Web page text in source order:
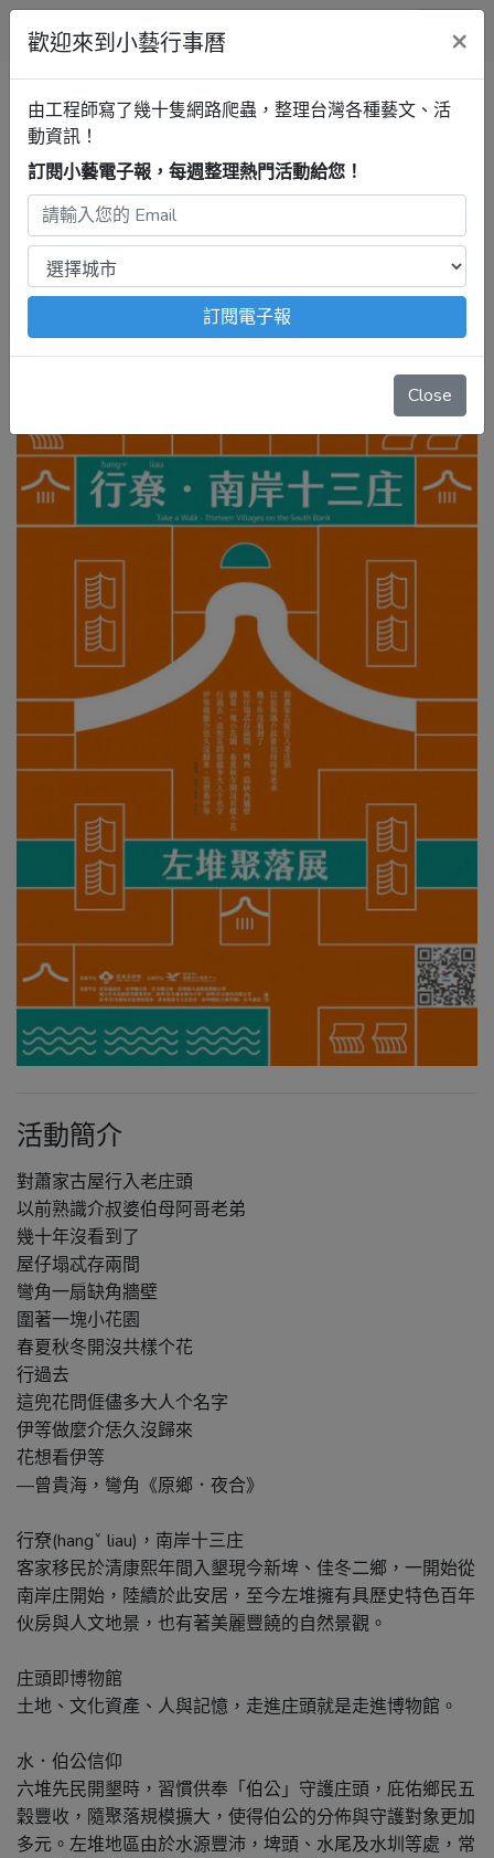
小藝行事曆
苗栗行事曆
臺灣客家文化館
（客家委員會客家文化發展中
心）
第二特展室：行尞．南岸
十三庄 ─ 左堆聚落展
2025年1月1日 – 3月6日
注意：出發前請去官網再次確認！本站內容由程式自動抓
、例行休館日
舉辦等等特殊情況。
活動簡介
對蕭家古屋行入老庄頭
以前熟識介叔婆伯母阿哥老弟
幾十年沒看到了
屋仔塌忒存兩間
彎角一扇缺角牆壁
圍著一塊小花園
春夏秋冬開沒共樣个花
行過去
這兜花問𠊎儘多大人个名字
伊等做麼介恁久沒歸來
花想看伊等
—曾貴海，彎角《原鄉．夜合》
行尞(hangˇ liau)，南岸十三庄
客家移民於清康熙年間入墾現今新埤、佳冬二鄉，一開始從
南岸庄開始，陸續於此安居，至今左堆擁有具歷史特色百年
伙房與人文地景，也有著美麗豐饒的自然景觀。
庄頭即博物館
土地、文化資產、人與記憶，走進庄頭就是走進博物館。
水．伯公信仰
六堆先民開墾時，習慣供奉「伯公」守護庄頭，庇佑鄉民五
穀豐收，隨聚落規模擴大，使得伯公的分佈與守護對象更加
多元。左堆地區由於水源豐沛，埤頭、水尾及水圳等處，常
歡迎來到小藝行事曆 ×
由工程師寫了幾十隻網路爬蟲，整理台灣各種藝文、活
動資訊！
訂閱小藝電子報，每週整理熱門活動給您！
訂閱電子報
Close